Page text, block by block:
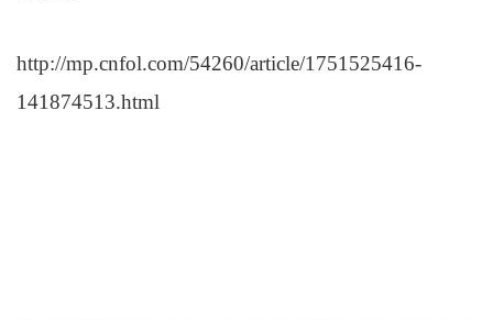
http://mp.cnfol.com/54260/article/1751525416-
141874513.html